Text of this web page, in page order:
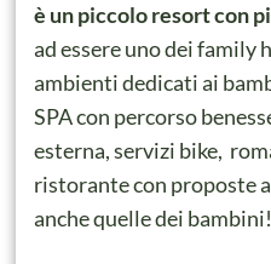
è un piccolo resort con
ad essere uno dei family
ambienti dedicati ai
SPA con percorso
esterna, servizi bike,
ristorante con proposte
anche quelle dei bambini!